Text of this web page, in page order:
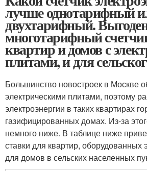
лучше однотарифный
двухтарифный.
многотарифный
квартир и домов с
плитами, и для
Большинство новостроек в Москве
электрическими плитами, поэтому
электроэнергии в таких квартирах
газифицированных домах. Из-за
немного ниже. В таблице ниже
ставки для квартир, оборудованных
для домов в сельских населенных